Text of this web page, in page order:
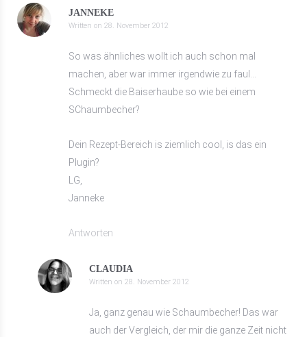
JANNEKE
Written on 28. November 2012
So was ähnliches wollt ich auch schon mal
machen, aber war immer irgendwie zu faul…
Schmeckt die Baiserhaube so wie bei einem
SChaumbecher?
Dein Rezept-Bereich is ziemlich cool, is das ein
Plugin?
LG,
Janneke
Antworten
CLAUDIA
Written on 28. November 2012
Ja, ganz genau wie Schaumbecher! Das war
auch der Vergleich, der mir die ganze Zeit nicht